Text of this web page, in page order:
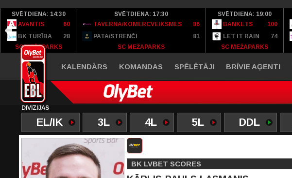
SVĒTDIENA: 14:30
AVANTIS
60
BK TURĪBA
28
SC MEŽAPARKS
SVĒTDIENA: 17:30
TAVERNA/KOMERCVEIKSMES
86
PATA/STRENČI
81
SC MEŽAPARKS
SVĒTDIENA: 19:00
BANKETS
100
LET IT RAIN
74
SC MEŽAPARKS
KALENDĀRS KOMANDAS SPĒLĒTĀJI BRĪVIE AĢENTI
DIVĪZIJAS
EL/IK 3L 4L 5L DDL
BK LVBET SCORES